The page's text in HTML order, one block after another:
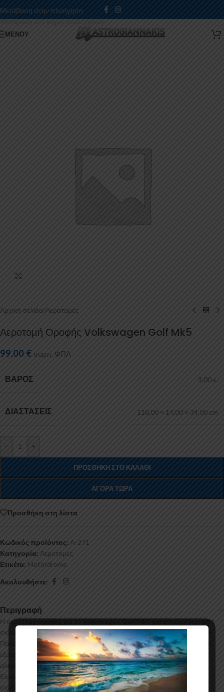
Μετάβαση στην πλοήγηση
Μετάβαση στο κύριο περιεχόμενο
ΜΕΝΟΎ
Αρχική σελίδα/Αεροτομές
Αεροτομή Οροφής Volkswagen Golf Mk5
99,00 € συμπ. ΦΠΑ
ΒΆΡΟΣ 3,00 κ.
ΔΙΑΣΤΆΣΕΙΣ 118,00 × 14,00 × 34,00 cm
- +
ΠΡΟΣΘΉΚΗ ΣΤΟ ΚΑΛΆΘΙ
ΑΓΟΡΆ ΤΏΡΑ
Προσθήκη στη λίστα
Κωδικός προϊόντος: A-271
Κατηγορία: Αεροτομές
Ετικέτα: Motordrome
Ακολουθήστε:
Περιγραφή
Η αεροτομή οροφής για το Volkswagen Golf Mk5 κατασκευάζεται από
σκληρή Πολυουρεθάνη υψηλής πιέσεως και ΟΧΙ από πολυεστέρα. Η
Πολυουρεθάνη είναι ένα πιο ανθεκτικό και ακριβό υλικό με εύκολη και
εξαιρετική εφαρμογή. Όλες οι αεροτομές παράγονται σε καλούπια
αλουμινίου για αυξημένη ποιότητα και αντοχή στη μαζική παραγωγή.
Είναι ελεγμένα για ανθεκτικότητα σε υψηλές θερμοκρασίες και έχουν
σχεδιαστεί με την καλύτερη λεπτομέρεια. Η αεροτομή οροφής για το